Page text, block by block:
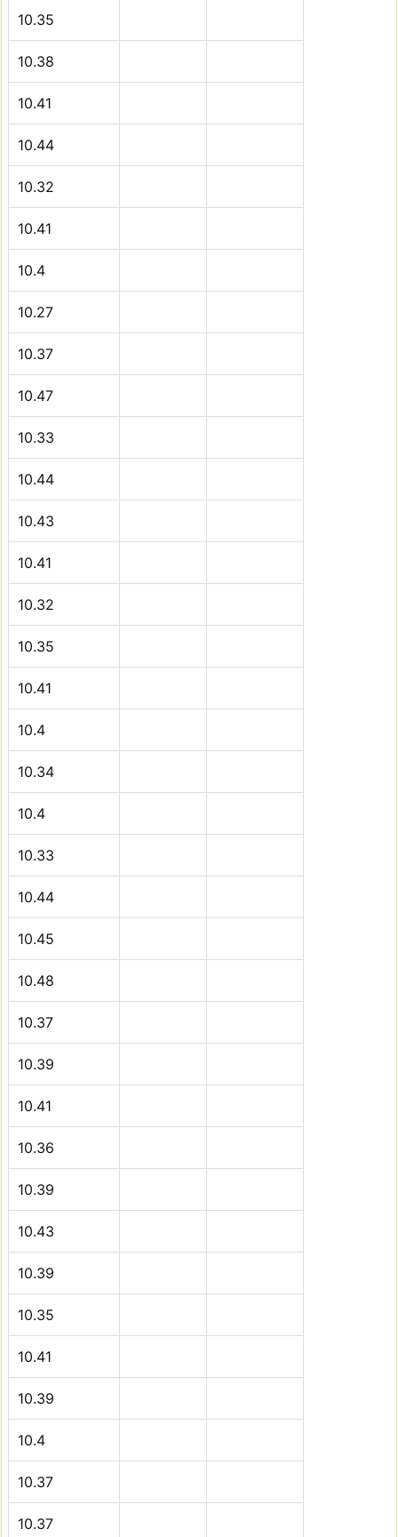
10.35
10.38
10.41
10.44
10.32
10.41
10.4
10.27
10.37
10.47
10.33
10.44
10.43
10.41
10.32
10.35
10.41
10.4
10.34
10.4
10.33
10.44
10.45
10.48
10.37
10.39
10.41
10.36
10.39
10.43
10.39
10.35
10.41
10.39
10.4
10.37
10.37